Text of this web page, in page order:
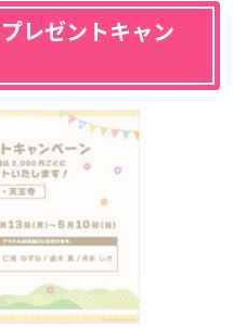
レゼントキャン